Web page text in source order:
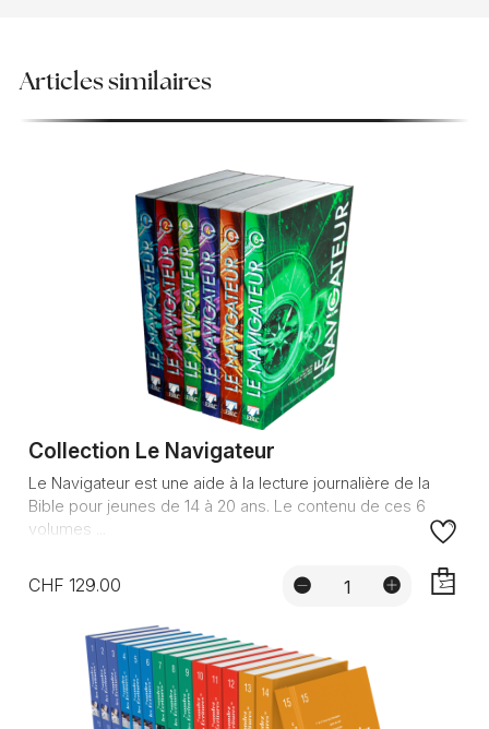
Articles similaires
Collection Le Navigateur
Le Navigateur est une aide à la lecture journalière de la
Bible pour jeunes de 14 à 20 ans. Le contenu de ces 6
volumes ...
CHF 129.00